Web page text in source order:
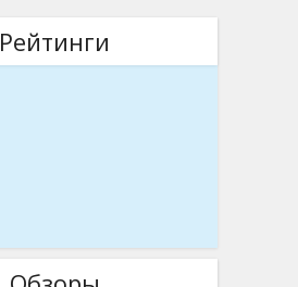
Рейтинги